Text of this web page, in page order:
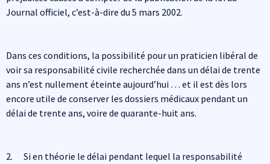
Journal officiel, c’est-à-dire du 5 mars 2002.
Dans ces conditions, la possibilité pour un praticien libéral de
voir sa responsabilité civile recherchée dans un délai de trente
ans n’est nullement éteinte aujourd’hui … et il est dès lors
encore utile de conserver les dossiers médicaux pendant un
délai de trente ans, voire de quarante-huit ans.
2. Si en théorie le délai pendant lequel la responsabilité